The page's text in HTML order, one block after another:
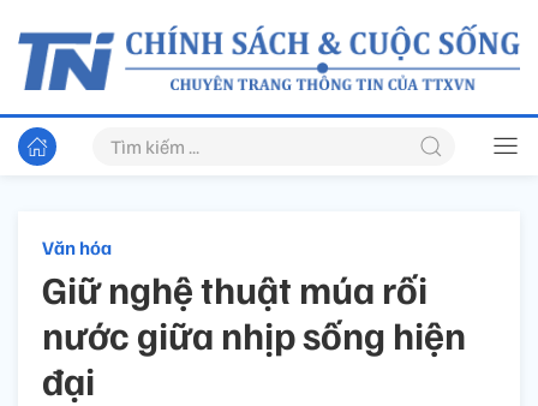
Văn hóa
Giữ nghệ thuật múa rối
nước giữa nhịp sống hiện
đại